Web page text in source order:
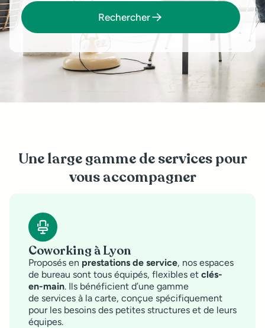
Rechercher
Une large gamme de services pour
vous accompagner
Coworking à Lyon
Proposés en prestations de service, nos espaces
de bureau sont tous équipés, flexibles et clés-
en-main. Ils bénéficient d’une gamme
de services à la carte, conçue spécifiquement
pour les besoins des petites structures et de leurs
équipes.